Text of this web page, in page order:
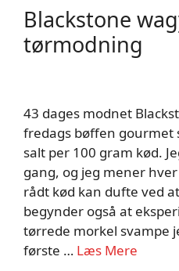
Blackstone
tørmodning
43 dages modnet
fredags bøffen gourmet
salt per 100 gram kød.
gang, og jeg mener
rådt kød kan dufte ved
begynder også at
tørrede morkel svampe
første … Læs Mere